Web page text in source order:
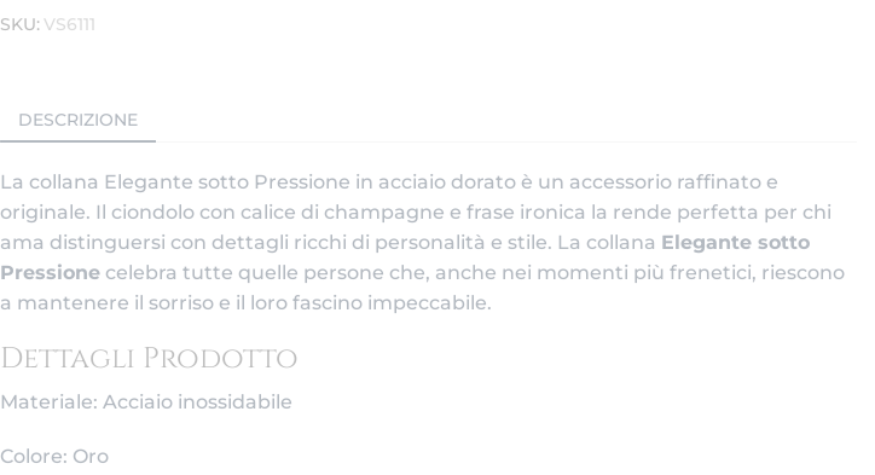
SKU:VS6111
DESCRIZIONE
La collana Elegante sotto Pressione in acciaio dorato è un accessorio raffinato e
originale. Il ciondolo con calice di champagne e frase ironica la rende perfetta per chi
ama distinguersi con dettagli ricchi di personalità e stile. La collana Elegante sotto
Pressionecelebra tutte quelle persone che, anche nei momenti più frenetici, riescono
a mantenere il sorriso e il loro fascino impeccabile.
Dettagli Prodotto
Materiale: Acciaio inossidabile
Colore: Oro